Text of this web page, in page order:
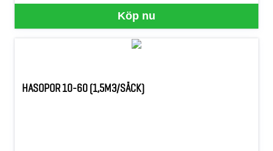
Köp nu
HASOPOR 10-60 (1,5M3/SÄCK)